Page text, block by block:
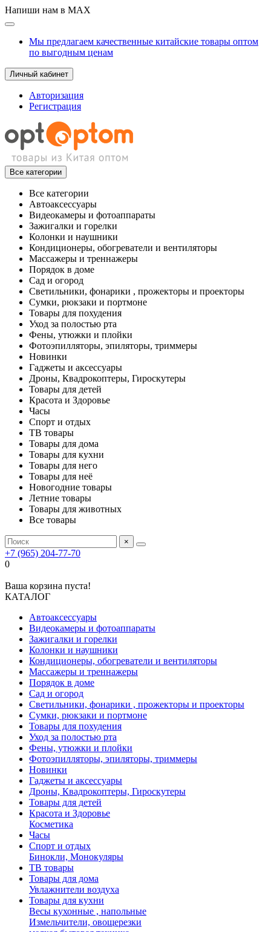
Напиши нам в MAX
Мы предлагаем качественные китайские товары оптом
по выгодным ценам
Личный кабинет
Авторизация
Регистрация
Все категории
Все категории
Автоаксессуары
Видеокамеры и фотоаппараты
Зажигалки и горелки
Колонки и наушники
Кондиционеры, обогреватели и вентиляторы
Массажеры и треннажеры
Порядок в доме
Сад и огород
Светильники, фонарики , прожекторы и проекторы
Сумки, рюкзаки и портмоне
Товары для похудения
Уход за полостью рта
Фены, утюжки и плойки
Фотоэпилляторы, эпиляторы, триммеры
Новинки
Гаджеты и аксессуары
Дроны, Квадрокоптеры, Гироскутеры
Товары для детей
Красота и Здоровье
Часы
Спорт и отдых
ТВ товары
Товары для дома
Товары для кухни
Товары для него
Товары для неё
Новогодние товары
Летние товары
Товары для животных
Все товары
×
+7 (965) 204-77-70
0
Ваша корзина пуста!
КАТАЛОГ
Автоаксессуары
Видеокамеры и фотоаппараты
Зажигалки и горелки
Колонки и наушники
Кондиционеры, обогреватели и вентиляторы
Массажеры и треннажеры
Порядок в доме
Сад и огород
Светильники, фонарики , прожекторы и проекторы
Сумки, рюкзаки и портмоне
Товары для похудения
Уход за полостью рта
Фены, утюжки и плойки
Фотоэпилляторы, эпиляторы, триммеры
Новинки
Гаджеты и аксессуары
Дроны, Квадрокоптеры, Гироскутеры
Товары для детей
Красота и Здоровье
Косметика
Часы
Спорт и отдых
Бинокли, Монокуляры
ТВ товары
Товары для дома
Увлажнители воздуха
Товары для кухни
Весы кухонные , напольные
Измельчители, овощерезки